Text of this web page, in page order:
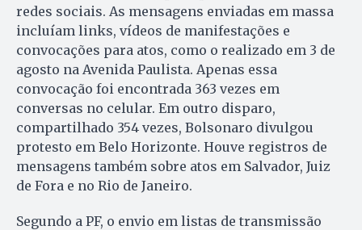
redes sociais. As mensagens enviadas em massa
incluíam links, vídeos de manifestações e
convocações para atos, como o realizado em 3 de
agosto na Avenida Paulista. Apenas essa
convocação foi encontrada 363 vezes em
conversas no celular. Em outro disparo,
compartilhado 354 vezes, Bolsonaro divulgou
protesto em Belo Horizonte. Houve registros de
mensagens também sobre atos em Salvador, Juiz
de Fora e no Rio de Janeiro.
Segundo a PF, o envio em listas de transmissão